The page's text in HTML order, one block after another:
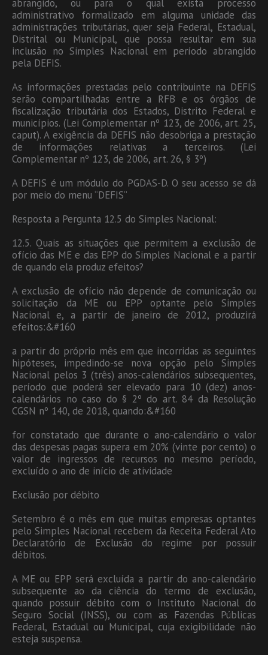
abrangido, ou para o qual exista processo
administrativo formalizado em alguma unidade das
administrações tributárias, quer seja Federal, Estadual,
Distrital ou Municipal, que possa resultar em sua
inclusão no Simples Nacional em período abrangido
pela DEFIS.
As informações prestadas pelo contribuinte na DEFIS
serão compartilhadas entre a RFB e os órgãos de
fiscalização tributária dos Estados, Distrito Federal e
municípios. (Lei Complementar nº 123, de 2006, art. 25,
caput). A exigência da DEFIS não desobriga a prestação
de informações relativas a terceiros. (Lei
Complementar nº 123, de 2006, art. 26, § 3º)
A DEFIS é um módulo do PGDAS-D. O seu acesso se dá
por meio do menu “DEFIS”
Resposta a Pergunta 12.5 do Simples Nacional:
12.5. Quais as situações que permitem a exclusão de
ofício das ME e das EPP do Simples Nacional e a partir
de quando ela produz efeitos?
A exclusão de ofício não depende de comunicação ou
solicitação da ME ou EPP optante pelo Simples
Nacional e, a partir de janeiro de 2012, produzirá
efeitos:&#160
a partir do próprio mês em que incorridas as seguintes
hipóteses, impedindo-se nova opção pelo Simples
Nacional pelos 3 (três) anos-calendários subsequentes,
período que poderá ser elevado para 10 (dez) anos-
calendários no caso do § 2º do art. 84 da Resolução
CGSN nº 140, de 2018, quando:&#160
for constatado que durante o ano-calendário o valor
das despesas pagas supera em 20% (vinte por cento) o
valor de ingressos de recursos no mesmo período,
excluído o ano de início de atividade
Exclusão por débito
Setembro é o mês em que muitas empresas optantes
pelo Simples Nacional recebem da Receita Federal Ato
Declaratório de Exclusão do regime por possuir
débitos.
A ME ou EPP será excluída a partir do ano-calendário
subsequente ao da ciência do termo de exclusão,
quando possuir débito com o Instituto Nacional do
Seguro Social (INSS), ou com as Fazendas Públicas
Federal, Estadual ou Municipal, cuja exigibilidade não
esteja suspensa.